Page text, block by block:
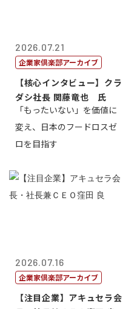
2026.07.21
企業家倶楽部アーカイブ
【核心インタビュー】クラ
ダシ社長 関藤竜也 氏
「もったいない」を価値に
変え、日本のフードロスゼ
ロを目指す
2026.07.16
企業家倶楽部アーカイブ
【注目企業】アキュセラ会